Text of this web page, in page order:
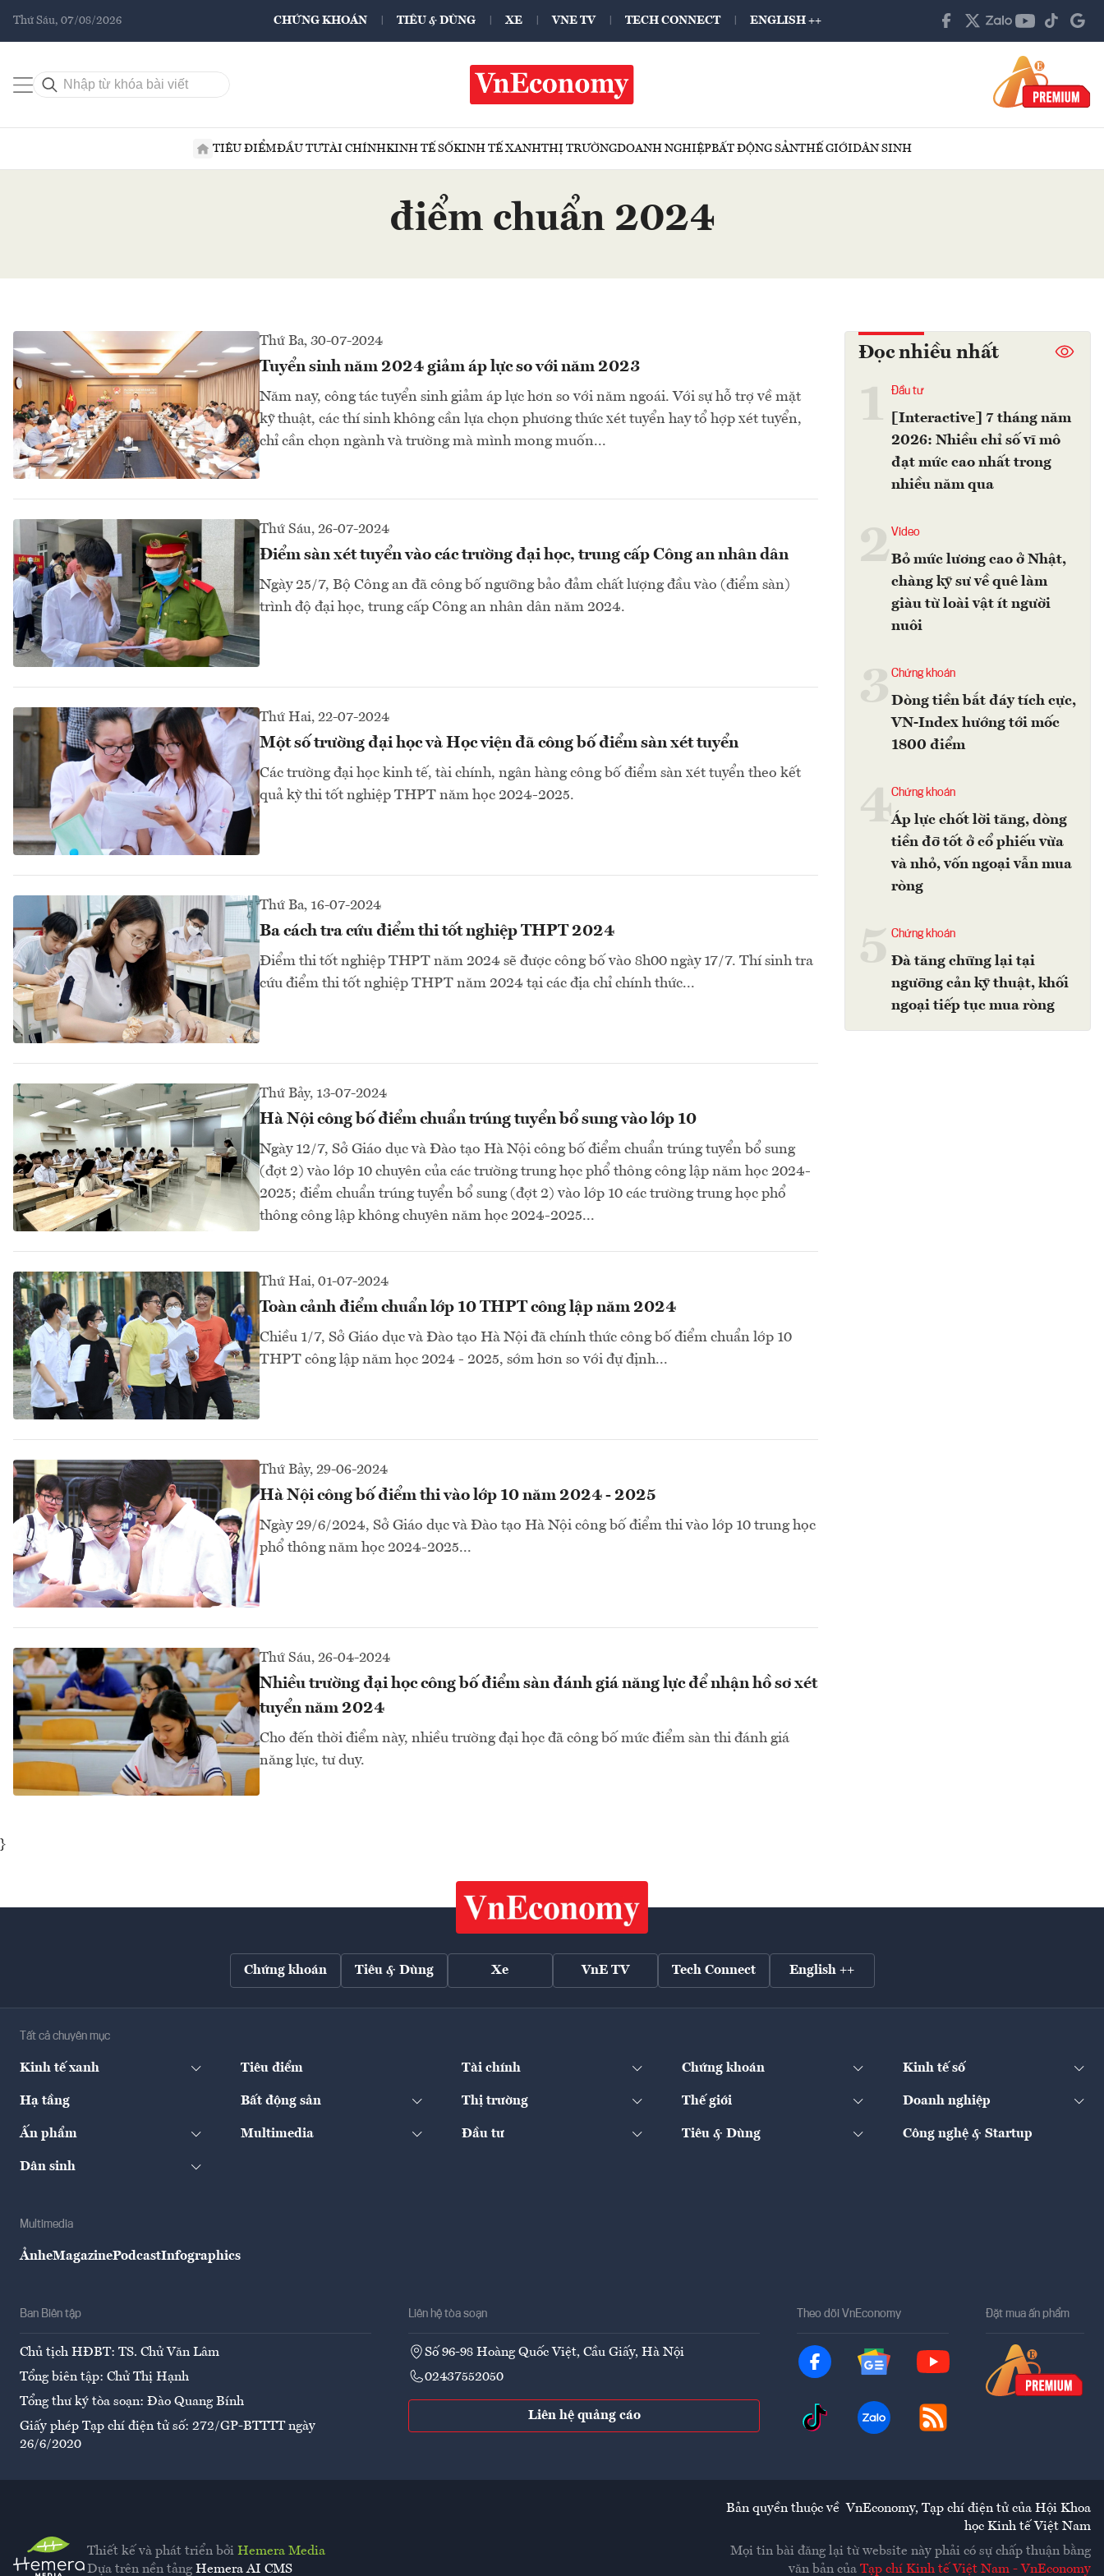
Thứ Sáu, 07/08/2026 CHỨNG KHOÁN TIÊU & DÙNG XE VNE TV TECH CONNECT ENGLISH ++
TIÊU ĐIỂMĐẦU TƯTÀI CHÍNHKINH TẾ SỐKINH TẾ XANHTHỊ TRƯỜNGDOANH NGHIỆPBẤT ĐỘNG SẢNTHẾ GIỚIDÂN SINH
điểm chuẩn 2024
Thứ Ba, 30-07-2024
Tuyển sinh năm 2024 giảm áp lực so với năm 2023
Năm nay, công tác tuyển sinh giảm áp lực hơn so với năm ngoái. Với sự hỗ trợ về mặt
kỹ thuật, các thí sinh không cần lựa chọn phương thức xét tuyển hay tổ hợp xét tuyển,
chỉ cần chọn ngành và trường mà mình mong muốn...
Thứ Sáu, 26-07-2024
Điểm sàn xét tuyển vào các trường đại học, trung cấp Công an nhân dân
Ngày 25/7, Bộ Công an đã công bố ngưỡng bảo đảm chất lượng đầu vào (điểm sàn)
trình độ đại học, trung cấp Công an nhân dân năm 2024.
Thứ Hai, 22-07-2024
Một số trường đại học và Học viện đã công bố điểm sàn xét tuyển
Các trường đại học kinh tế, tài chính, ngân hàng công bố điểm sàn xét tuyển theo kết
quả kỳ thi tốt nghiệp THPT năm học 2024-2025.
Thứ Ba, 16-07-2024
Ba cách tra cứu điểm thi tốt nghiệp THPT 2024
Điểm thi tốt nghiệp THPT năm 2024 sẽ được công bố vào 8h00 ngày 17/7. Thí sinh tra
cứu điểm thi tốt nghiệp THPT năm 2024 tại các địa chỉ chính thức...
Thứ Bảy, 13-07-2024
Hà Nội công bố điểm chuẩn trúng tuyển bổ sung vào lớp 10
Ngày 12/7, Sở Giáo dục và Đào tạo Hà Nội công bố điểm chuẩn trúng tuyển bổ sung
(đợt 2) vào lớp 10 chuyên của các trường trung học phổ thông công lập năm học 2024-
2025; điểm chuẩn trúng tuyển bổ sung (đợt 2) vào lớp 10 các trường trung học phổ
thông công lập không chuyên năm học 2024-2025...
Thứ Hai, 01-07-2024
Toàn cảnh điểm chuẩn lớp 10 THPT công lập năm 2024
Chiều 1/7, Sở Giáo dục và Đào tạo Hà Nội đã chính thức công bố điểm chuẩn lớp 10
THPT công lập năm học 2024 - 2025, sớm hơn so với đự định...
Thứ Bảy, 29-06-2024
Hà Nội công bố điểm thi vào lớp 10 năm 2024 - 2025
Ngày 29/6/2024, Sở Giáo dục và Đào tạo Hà Nội công bố điểm thi vào lớp 10 trung học
phổ thông năm học 2024-2025...
Thứ Sáu, 26-04-2024
Nhiều trường đại học công bố điểm sàn đánh giá năng lực để nhận hồ sơ xét
tuyển năm 2024
Cho đến thời điểm này, nhiều trường đại học đã công bố mức điểm sàn thi đánh giá
năng lực, tư duy.
Đọc nhiều nhất
Đầu tư
[Interactive] 7 tháng năm
2026: Nhiều chỉ số vĩ mô
đạt mức cao nhất trong
nhiều năm qua
2Video
Bỏ mức lương cao ở Nhật,
chàng kỹ sư về quê làm
giàu từ loài vật ít người
nuôi
Chứng khoán
Dòng tiền bắt đáy tích cực,
VN-Index hướng tới mốc
1800 điểm
4Chứng khoán
Áp lực chốt lời tăng, dòng
tiền đỡ tốt ở cổ phiếu vừa
và nhỏ, vốn ngoại vẫn mua
ròng
Chứng khoán
Đà tăng chững lại tại
ngưỡng cản kỹ thuật, khối
ngoại tiếp tục mua ròng
}
Chứng khoán Tiêu & Dùng Xe VnE TV Tech Connect English ++
Tất cả chuyên mục
Kinh tế xanh Tiêu điểm Tài chính Chứng khoán Kinh tế số
Hạ tầng Bất động sản Thị trường Thế giới Doanh nghiệp
Ấn phẩm Multimedia Đầu tư Tiêu & Dùng Công nghệ & Startup
Dân sinh
Multimedia
ẢnheMagazinePodcastInfographics
Ban Biên tập
Chủ tịch HĐBT: TS. Chử Văn Lâm
Tổng biên tập: Chử Thị Hạnh
Tổng thư ký tòa soạn: Đào Quang Bính
Giấy phép Tạp chí điện tử số: 272/GP-BTTTT ngày
26/6/2020
Liên hệ tòa soạn
Số 96-98 Hoàng Quốc Việt, Cầu Giấy, Hà Nội
02437552050
Liên hệ quảng cáo
Theo dõi VnEconomy Đặt mua ấn phẩm
Thiết kế và phát triển bởi Hemera Media
Dựa trên nền tảng Hemera AI CMS
Bản quyền thuộc về VnEconomy, Tạp chí điện tử của Hội Khoa
học Kinh tế Việt Nam
Mọi tin bài đăng lại từ website này phải có sự chấp thuận bằng
văn bản của Tạp chí Kinh tế Việt Nam - VnEconomy